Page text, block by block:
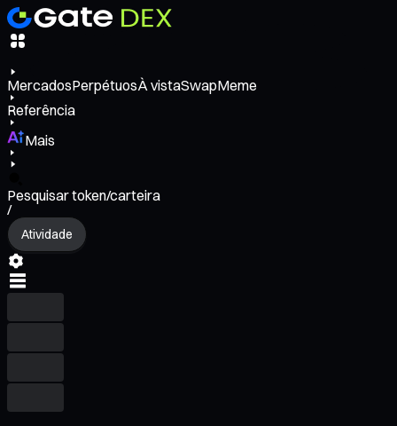
MercadosPerpétuosÀ vistaSwapMeme
Referência
Mais
Pesquisar token/carteira
/
Atividade